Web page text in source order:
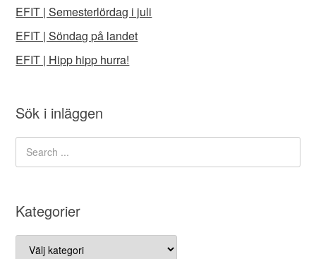
EFIT | Semesterlördag i juli
EFIT | Söndag på landet
EFIT | Hipp hipp hurra!
Sök i inläggen
Kategorier
Kategorier